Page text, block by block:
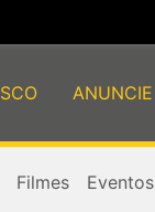
ANUNCIE
Filmes Eventos